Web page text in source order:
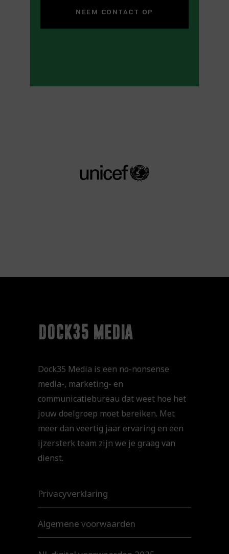
NEEM CONTACT OP
dock35 media
Dock35 Media is een no-nonsense
media-, marketing- en
communicatiebureau dat weet hoe het
jouw doelgroep moet bereiken. Met
meer dan veertig jaar ervaring en een
ijzersterk team zijn we je graag van
dienst.
Privacyverklaring
Algemene voorwaarden